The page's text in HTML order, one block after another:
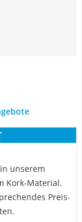
unserem
Kork-Material.
Preis-